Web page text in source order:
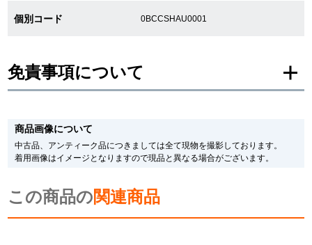
大阪心斎橋店
SNS・動画
商品画像について
中古品、アンティーク品につきましては全て現物を撮影しております。
着用画像はイメージとなりますので現品と異なる場合がございます。
この商品の関連商品
個別コード 0BCCSHAU0001
免責事項について
メーカー保護シールの有無に個体差がございますのでご了承下さいませ。
また、メーカーにてマイナーチェンジがなされる場合がございますが、在庫品
の仕様で販売させていただきますので予めご了承の程お願いいたします。
尚、中古品、アンティーク品につきましては現品を撮影しております。
ます。
の掲載を控えております。